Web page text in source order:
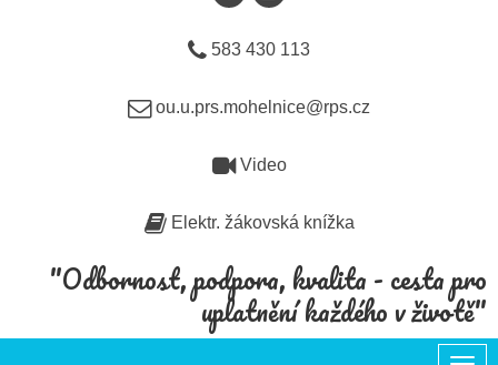
583 430 113
ou.u.prs.mohelnice@rps.cz
Video
Elektr. žákovská knížka
"Odbornost, podpora, kvalita - cesta pro
uplatnění každého v životě"